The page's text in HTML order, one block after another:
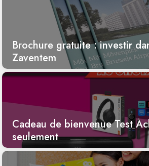
Brochure gratuite : investir
Zaventem
Cadeau de bienvenue Test
seulement